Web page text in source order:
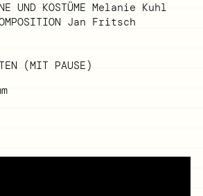
UND KOSTÜME Melanie Kuhl
Jan Fritsch
(MIT PAUSE)